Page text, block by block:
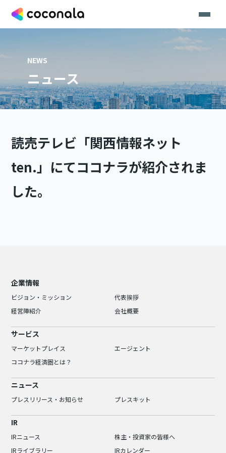
NEWS
ニュース
読売テレビ「関西情報ネット
ten.」にてココナラが紹介されま
した。
企業情報
ビジョン・ミッション
代表挨拶
経営陣紹介
会社概要
サービス
マーケットプレイス
エージェント
ココナラ経済圏とは？
ニュース
プレスリリース・お知らせ プレスキット
IR
IRニュース
株主・投資家の皆様へ
IRライブラリー
IRカレンダー